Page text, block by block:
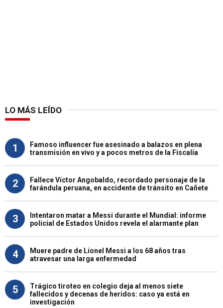
LO MÁS LEÍDO
1
Famoso influencer fue asesinado a balazos en plena
transmisión en vivo y a pocos metros de la Fiscalía
2
Fallece Víctor Angobaldo, recordado personaje de la
farándula peruana, en accidente de tránsito en Cañete
3
Intentaron matar a Messi durante el Mundial: informe
policial de Estados Unidos revela el alarmante plan
4
Muere padre de Lionel Messi a los 68 años tras
atravesar una larga enfermedad
5
Trágico tiroteo en colegio deja al menos siete
fallecidos y decenas de heridos: caso ya está en
investigación